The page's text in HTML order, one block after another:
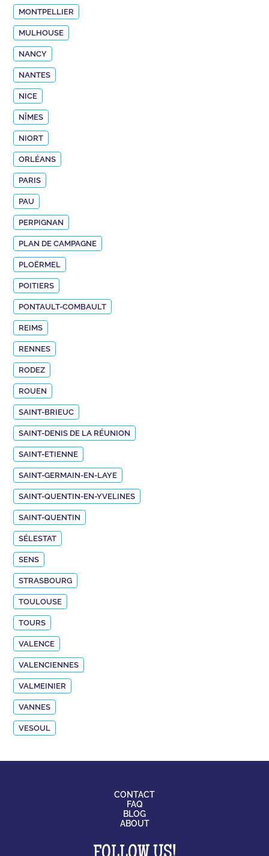
MONTPELLIER
MULHOUSE
NANCY
NANTES
NICE
NÎMES
NIORT
ORLÉANS
PARIS
PAU
PERPIGNAN
PLAN DE CAMPAGNE
PLOËRMEL
POITIERS
PONTAULT-COMBAULT
REIMS
RENNES
RODEZ
ROUEN
SAINT-BRIEUC
SAINT-DENIS DE LA RÉUNION
SAINT-ETIENNE
SAINT-GERMAIN-EN-LAYE
SAINT-QUENTIN-EN-YVELINES
SAINT-QUENTIN
SÉLESTAT
SENS
STRASBOURG
TOULOUSE
TOURS
VALENCE
VALENCIENNES
VALMEINIER
VANNES
VESOUL
CONTACT
FAQ
BLOG
ABOUT